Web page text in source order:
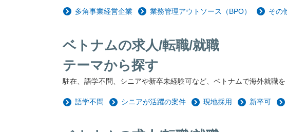
多角事業経営企業 業務管理アウトソース（BPO） その
ベトナムの求人/転職/就職
テーマから探す
駐在、語学不問、シニアや新卒未経験可など、ベトナムで海外就職
語学不問 シニアが活躍の案件 現地採用 新卒可